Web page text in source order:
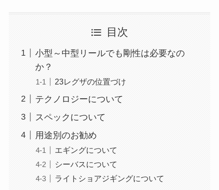
目次
小型～中型リールでも剛性は必要なの
か？
23レグザの位置づけ
テクノロジーについて
スペックについて
用途別のお勧め
エギングについて
シーバスについて
ライトショアジギングについて